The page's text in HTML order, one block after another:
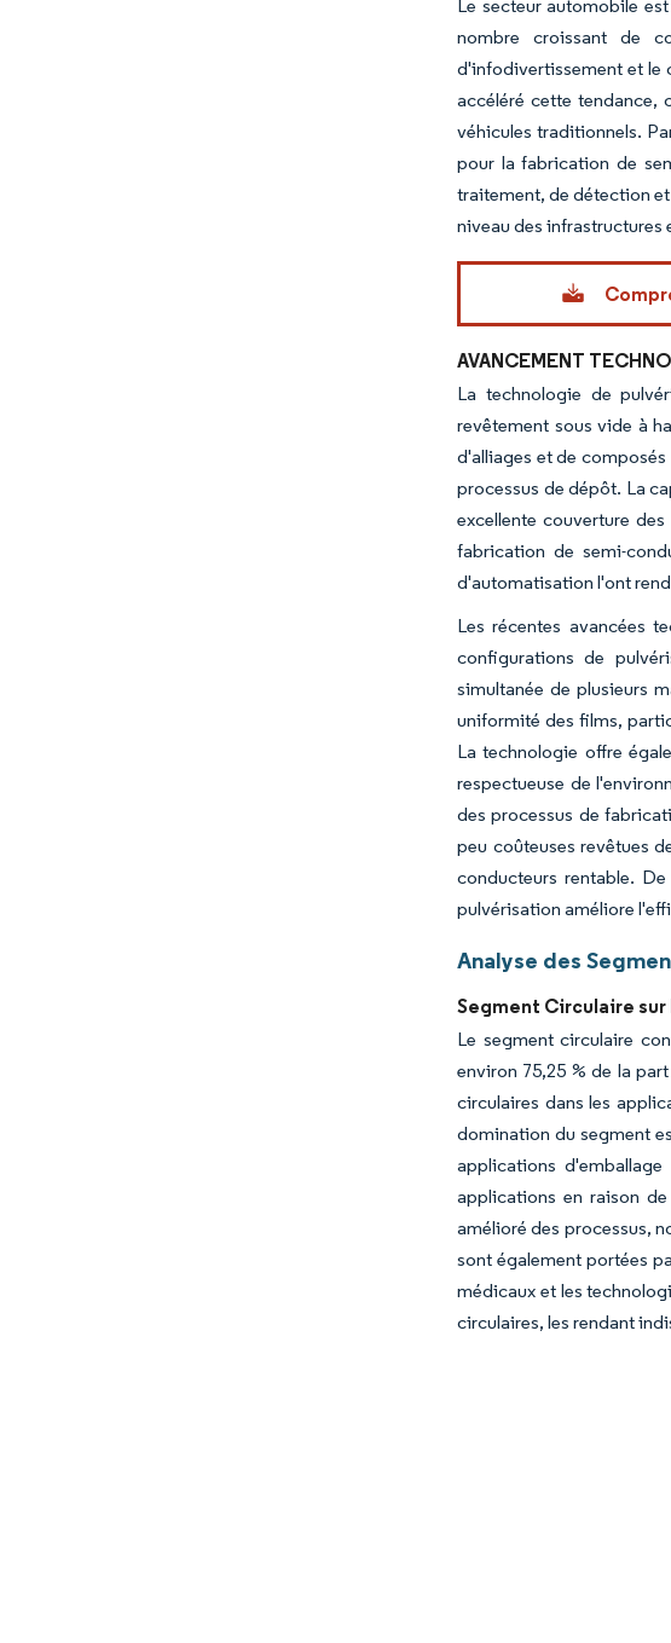
Le secteur automobile
nombre croissant de
d'infodivertissement et le
accéléré cette tendance,
véhicules traditionnels.
pour la fabrication de
traitement, de détection
niveau des infrastructures
AVANCEMENT
La technologie de
revêtement sous vide à
d'alliages et de
processus de dépôt. La
excellente couverture
fabrication de semi-
d'automatisation l'ont
Les récentes avancées
configurations de
simultanée de plusieurs
uniformité des films,
La technologie offre
respectueuse de
des processus de
peu coûteuses revêtues
conducteurs rentable.
pulvérisation améliore
Analyse des
Segment Circulaire
Le segment circulaire
environ 75,25 % de la
circulaires dans les
domination du segment
applications
applications en raison
amélioré des processus,
sont également portées
médicaux et les
circulaires, les rendant